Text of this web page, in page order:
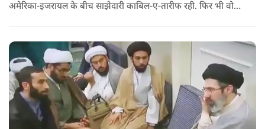
अमेरिका-इजरायल के बीच साझेदारी काबिल-ए-तारीफ रही. फिर भी वो